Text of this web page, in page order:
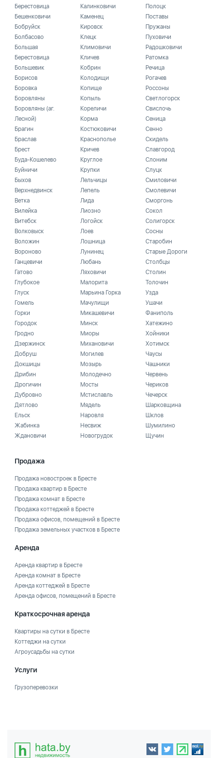
Берестовица
Бешенковичи
Бобруйск
Болбасово
Большая
Берестовица
Большевик
Борисов
Боровка
Боровляны
Боровляны (аг.
Лесной)
Брагин
Браслав
Брест
Буда-Кошелево
Буйничи
Быхов
Верхнедвинск
Ветка
Вилейка
Витебск
Волковыск
Воложин
Вороново
Ганцевичи
Гатово
Глубокое
Глуск
Гомель
Горки
Городок
Гродно
Дзержинск
Добруш
Докшицы
Дрибин
Дрогичин
Дубровно
Дятлово
Ельск
Жабинка
Ждановичи
Калинковичи
Каменец
Кировск
Клецк
Климовичи
Кличев
Кобрин
Колодищи
Копище
Копыль
Кореличи
Корма
Костюковичи
Краснополье
Кричев
Круглое
Крупки
Лельчицы
Лепель
Лида
Лиозно
Логойск
Лоев
Лошница
Лунинец
Любань
Ляховичи
Малорита
Марьина Горка
Мачулищи
Микашевичи
Минск
Миоры
Михановичи
Могилев
Мозырь
Молодечно
Мосты
Мстиславль
Мядель
Наровля
Несвиж
Новогрудок
Полоцк
Поставы
Пружаны
Пуховичи
Радошковичи
Ратомка
Речица
Рогачев
Россоны
Светлогорск
Свислочь
Сеница
Сенно
Скидель
Славгород
Слоним
Слуцк
Смиловичи
Смолевичи
Сморгонь
Сокол
Солигорск
Сосны
Старобин
Старые Дороги
Столбцы
Столин
Толочин
Узда
Ушачи
Фаниполь
Хатежино
Хойники
Хотимск
Чаусы
Чашники
Червень
Чериков
Чечерск
Шарковщина
Шклов
Шумилино
Щучин
Продажа
Продажа новостроек в Бресте
Продажа квартир в Бресте
Продажа комнат в Бресте
Продажа коттеджей в Бресте
Продажа офисов, помещений в Бресте
Продажа земельных участков в Бресте
Аренда
Аренда квартир в Бресте
Аренда комнат в Бресте
Аренда коттеджей в Бресте
Аренда офисов, помещений в Бресте
Краткосрочная аренда
Квартиры на сутки в Бресте
Коттеджи на сутки
Агроусадьбы на сутки
Услуги
Грузоперевозки